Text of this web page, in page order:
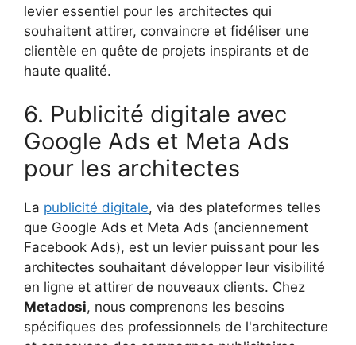
levier essentiel pour les architectes qui
souhaitent attirer, convaincre et fidéliser une
clientèle en quête de projets inspirants et de
haute qualité.
6. Publicité digitale avec
Google Ads et Meta Ads
pour les architectes
La publicité digitale, via des plateformes telles
que Google Ads et Meta Ads (anciennement
Facebook Ads), est un levier puissant pour les
architectes souhaitant développer leur visibilité
en ligne et attirer de nouveaux clients. Chez
Metadosi, nous comprenons les besoins
spécifiques des professionnels de l'architecture